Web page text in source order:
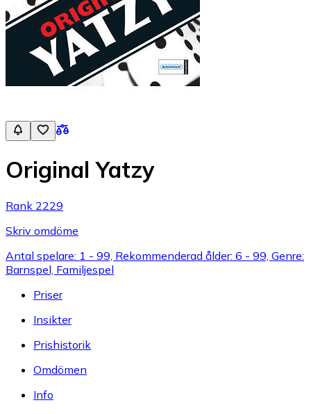
Original Yatzy
Rank 2229
Skriv omdöme
Antal spelare: 1 - 99, Rekommenderad ålder: 6 - 99, Genre:
Barnspel, Familjespel
Priser
Insikter
Prishistorik
Omdömen
Info